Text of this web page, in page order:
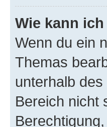
Wie kann
Wenn du ein
Themas
unterhalb
Bereich nicht